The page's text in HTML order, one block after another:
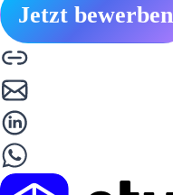
Jetzt bewerben